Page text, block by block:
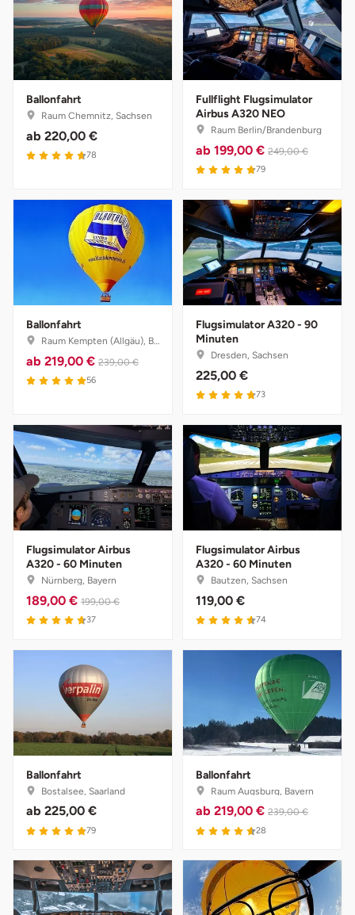
Ballonfahrt
Raum Chemnitz, Sachsen
ab 220,00 €
78
Fullflight Flugsimulator
Airbus A320 NEO
Raum Berlin/Brandenburg
ab 199,00 € 249,00 €
79
Ballonfahrt
Raum Kempten (Allgäu), Bayern
ab 219,00 € 239,00 €
56
Flugsimulator A320 - 90
Minuten
Dresden, Sachsen
225,00 €
73
Flugsimulator Airbus
A320 - 60 Minuten
Nürnberg, Bayern
189,00 € 199,00 €
37
Flugsimulator Airbus
A320 - 60 Minuten
Bautzen, Sachsen
119,00 €
74
Ballonfahrt
Bostalsee, Saarland
ab 225,00 €
79
Ballonfahrt
Raum Augsburg, Bayern
ab 219,00 € 239,00 €
28
Herzogenaurach
Herzogtum Lauenburg
Homburg
Horb am Neckar
Ingolstadt
Jerichower Land
Kamp-Lintfort
Karlsruhe
Kassel
Kempten
Kerken
Kiel
Koblenz
Kronach
Landkreis Rostock
Landshut
Langenselbold
Leipzig
Leutkirch